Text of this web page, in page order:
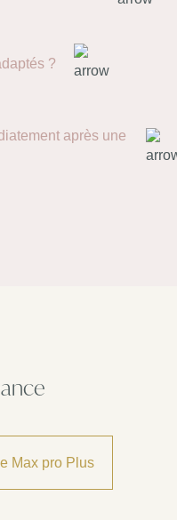
?
après une
Max pro Plus